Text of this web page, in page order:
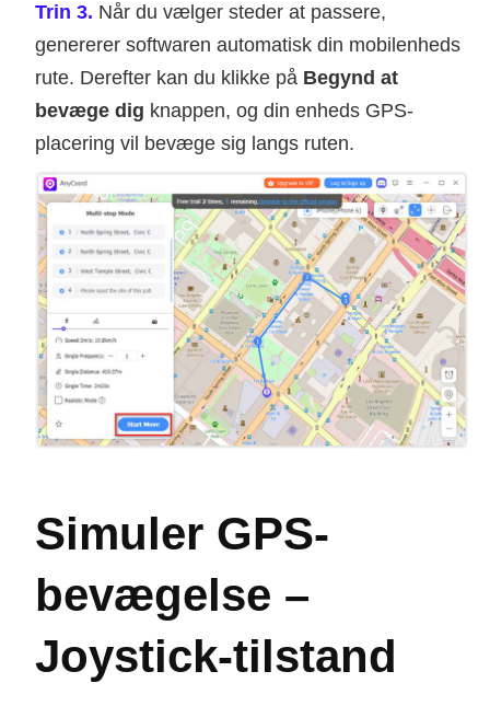
Trin 3. Når du vælger steder at passere,
genererer softwaren automatisk din mobilenheds
rute. Derefter kan du klikke på Begynd at
bevæge dig knappen, og din enheds GPS-
placering vil bevæge sig langs ruten.
Simuler GPS-
bevægelse –
Joystick-tilstand